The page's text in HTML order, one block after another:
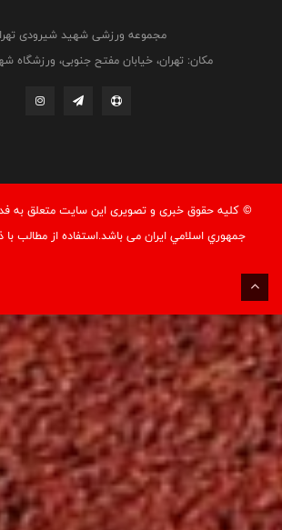
مجموعه ورزشی شهید شیرودی
مکان: تهران، خیابان مفتح جنوبی، ورزشگاه
© کليه حقوق خبری و تصويری اين سايت متعلق به
جمهوري اسلامي ايران می باشد.استفاده از مطالب